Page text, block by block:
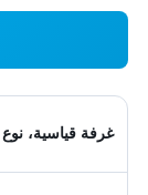
غرفة قياسية،